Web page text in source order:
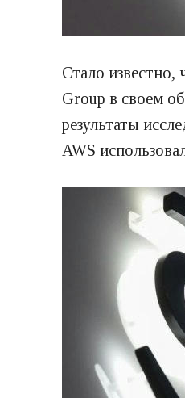
Стало известно,
Group в своем
результаты
AWS